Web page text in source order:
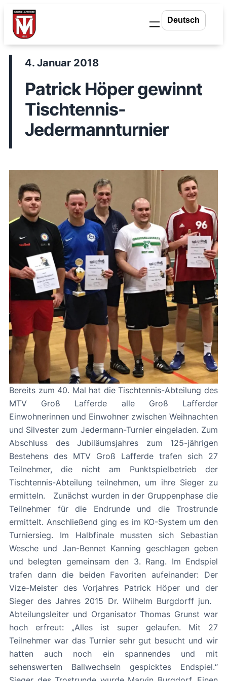
Zum
Inhalt
springen
4. Januar 2018
Patrick Höper gewinnt
Tischtennis-
Jedermannturnier
Bereits zum 40. Mal hat die Tischtennis-Abteilung des
MTV Groß Lafferde alle Groß Lafferder
Einwohnerinnen und Einwohner zwischen Weihnachten
und Silvester zum Jedermann-Turnier eingeladen. Zum
Abschluss des Jubiläumsjahres zum 125-jährigen
Bestehens des MTV Groß Lafferde trafen sich 27
Teilnehmer, die nicht am Punktspielbetrieb der
Tischtennis-Abteilung teilnehmen, um ihre Sieger zu
ermitteln. Zunächst wurden in der Gruppenphase die
Teilnehmer für die Endrunde und die Trostrunde
ermittelt. Anschließend ging es im KO-System um den
Turniersieg. Im Halbfinale mussten sich Sebastian
Wesche und Jan-Bennet Kanning geschlagen geben
und belegten gemeinsam den 3. Rang. Im Endspiel
trafen dann die beiden Favoriten aufeinander: Der
Vize-Meister des Vorjahres Patrick Höper und der
Sieger des Jahres 2015 Dr. Wilhelm Burgdorff jun.
Abteilungsleiter und Organisator Thomas Grunst war
hoch erfreut: „Alles ist super gelaufen. Mit 27
Teilnehmer war das Turnier sehr gut besucht und wir
hatten auch noch ein spannendes und mit
sehenswerten Ballwechseln gespicktes Endspiel.“